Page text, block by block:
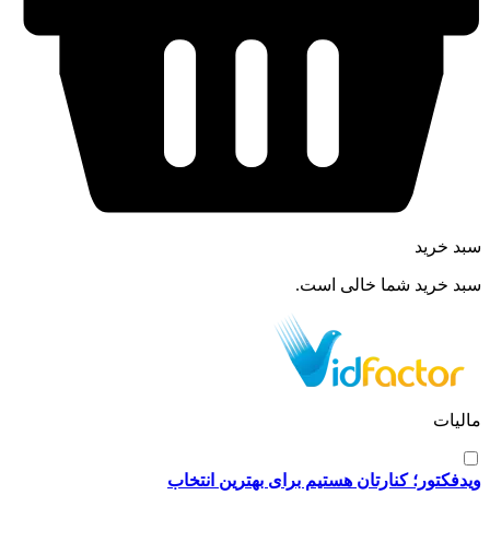
سبد خرید
سبد خرید شما خالی است.
مالیات
ویدفکتور؛ کنارتان هستیم برای بهترین انتخاب